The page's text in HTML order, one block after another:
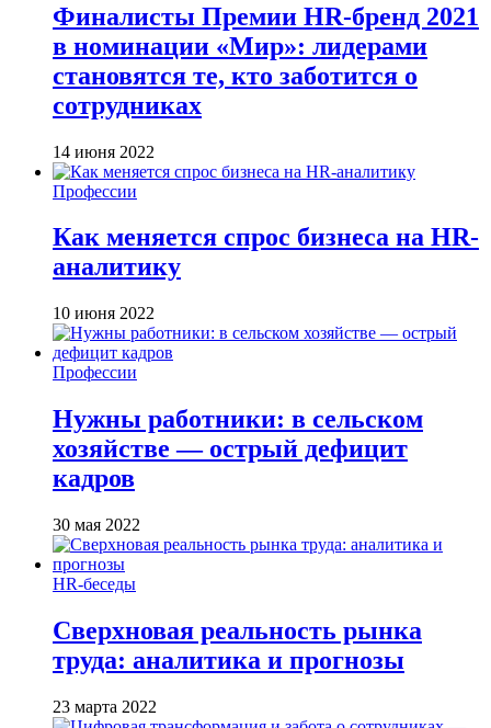
Финалисты Премии HR-бренд 2021
в номинации «Мир»: лидерами
становятся те, кто заботится о
сотрудниках
14 июня 2022
Профессии
Как меняется спрос бизнеса на HR-
аналитику
10 июня 2022
Профессии
Нужны работники: в сельском
хозяйстве — острый дефицит
кадров
30 мая 2022
HR-беседы
Сверхновая реальность рынка
труда: аналитика и прогнозы
23 марта 2022